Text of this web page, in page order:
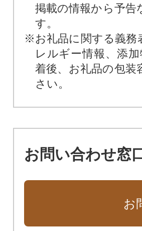
掲載の情報から予
す。
※お礼品に関する義務
レルギー情報、添
着後、お礼品の包
さい。
お問い合わせ窓
お